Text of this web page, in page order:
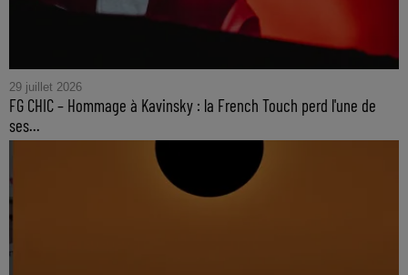
29 juillet 2026
FG CHIC – Hommage à Kavinsky : la French Touch perd l'une de
ses...